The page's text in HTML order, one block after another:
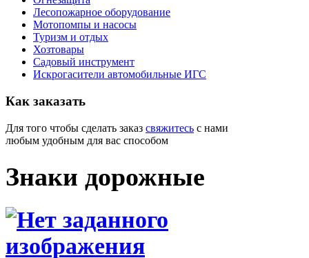
Лесопожарное оборудование
Мотопомпы и насосы
Туризм и отдых
Хозтовары
Садовый инструмент
Искрогасители автомобильные ИГС
Как заказать
Для того чтобы сделать заказ свяжитесь с нами
любым удобным для вас способом
Знаки дорожные